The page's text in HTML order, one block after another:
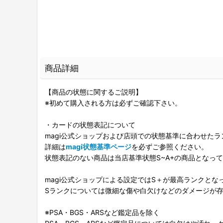
商品詳細
【商品の状態に関するご説明】
※初めて購入される方は必ずご確認下さい。
・カードの状態表記について
magi公式ショップおよび店頭での状態基準に合わせた
詳細はmagi状態基準ページを必ずご参照ください。
状態表記のない商品は当店基準状態S~A+の商品となっ
magi公式ショップによる設定ではS＋が最高ランクとな
Sランクについては微細な傷や白欠けなどのダメージが
※PSA・BGS・ARSなど鑑定品を除く